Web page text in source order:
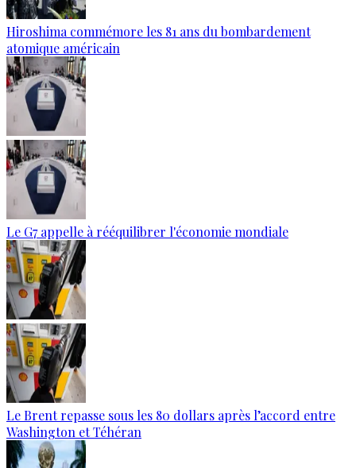
Hiroshima commémore les 81 ans du bombardement
atomique américain
Le G7 appelle à rééquilibrer l'économie mondiale
Le Brent repasse sous les 80 dollars après l’accord entre
Washington et Téhéran